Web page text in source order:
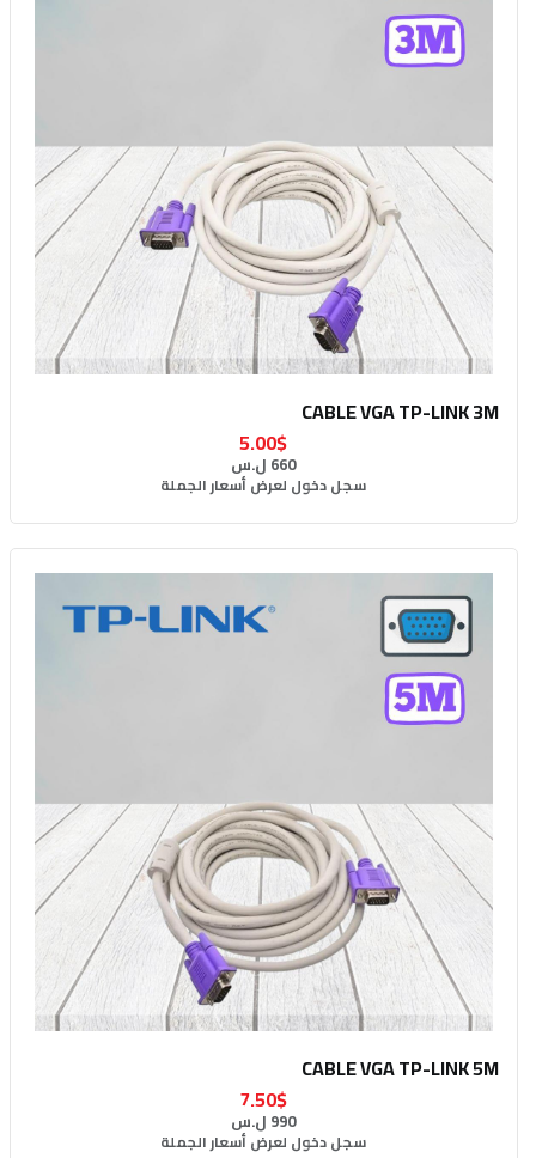
CABLE VGA TP-LINK 3M
5.00$
660 ل.س
سجل دخول لعرض أسعار الجملة
CABLE VGA TP-LINK 5M
7.50$
990 ل.س
سجل دخول لعرض أسعار الجملة